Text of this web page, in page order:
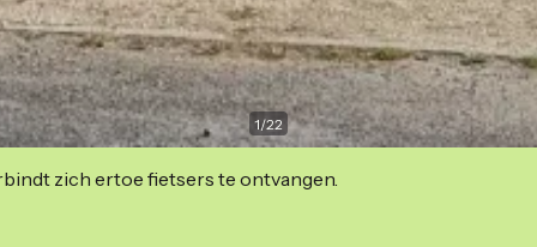
1/22
zich ertoe fietsers te ontvangen.